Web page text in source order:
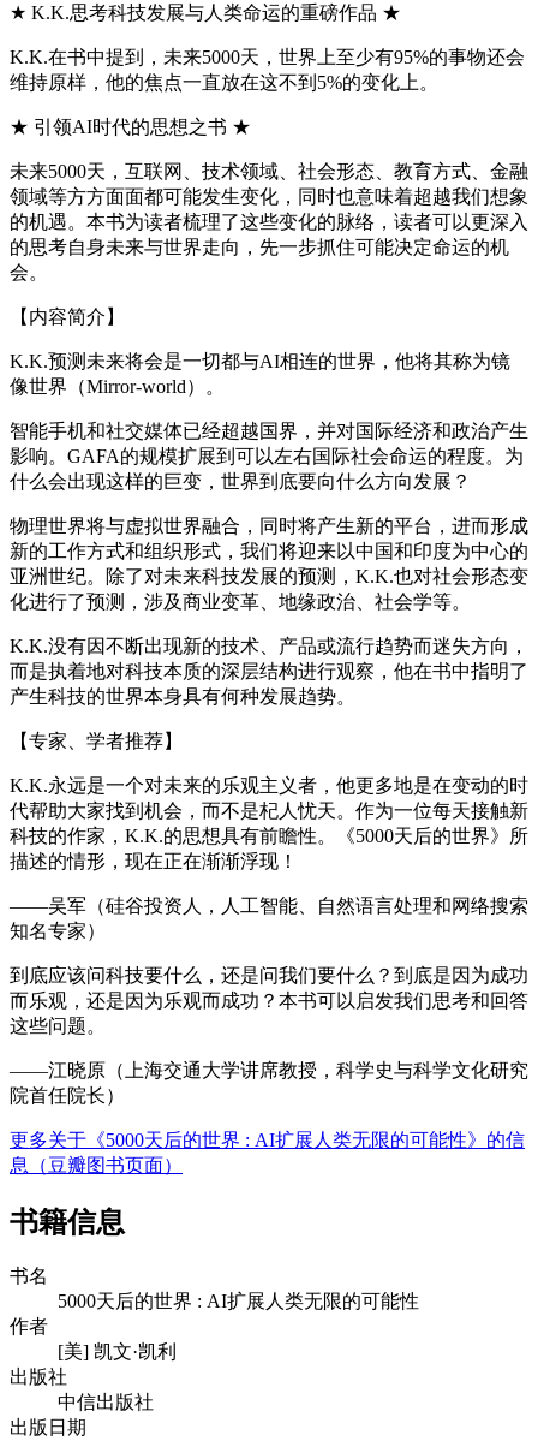
★ K.K.思考科技发展与人类命运的重磅作品 ★
K.K.在书中提到，未来5000天，世界上至少有95%的事物还会
维持原样，他的焦点一直放在这不到5%的变化上。
★ 引领AI时代的思想之书 ★
未来5000天，互联网、技术领域、社会形态、教育方式、金融
领域等方方面面都可能发生变化，同时也意味着超越我们想象
的机遇。本书为读者梳理了这些变化的脉络，读者可以更深入
的思考自身未来与世界走向，先一步抓住可能决定命运的机
会。
【内容简介】
K.K.预测未来将会是一切都与AI相连的世界，他将其称为镜
像世界（Mirror-world）。
智能手机和社交媒体已经超越国界，并对国际经济和政治产生
影响。GAFA的规模扩展到可以左右国际社会命运的程度。为
什么会出现这样的巨变，世界到底要向什么方向发展？
物理世界将与虚拟世界融合，同时将产生新的平台，进而形成
新的工作方式和组织形式，我们将迎来以中国和印度为中心的
亚洲世纪。除了对未来科技发展的预测，K.K.也对社会形态变
化进行了预测，涉及商业变革、地缘政治、社会学等。
K.K.没有因不断出现新的技术、产品或流行趋势而迷失方向，
而是执着地对科技本质的深层结构进行观察，他在书中指明了
产生科技的世界本身具有何种发展趋势。
【专家、学者推荐】
K.K.永远是一个对未来的乐观主义者，他更多地是在变动的时
代帮助大家找到机会，而不是杞人忧天。作为一位每天接触新
科技的作家，K.K.的思想具有前瞻性。《5000天后的世界》所
描述的情形，现在正在渐渐浮现！
——吴军（硅谷投资人，人工智能、自然语言处理和网络搜索
知名专家）
到底应该问科技要什么，还是问我们要什么？到底是因为成功
而乐观，还是因为乐观而成功？本书可以启发我们思考和回答
这些问题。
——江晓原（上海交通大学讲席教授，科学史与科学文化研究
院首任院长）
更多关于《5000天后的世界 : AI扩展人类无限的可能性》的信
息（豆瓣图书页面）
书籍信息
书名
5000天后的世界 : AI扩展人类无限的可能性
作者
[美] 凯文·凯利
出版社
中信出版社
出版日期